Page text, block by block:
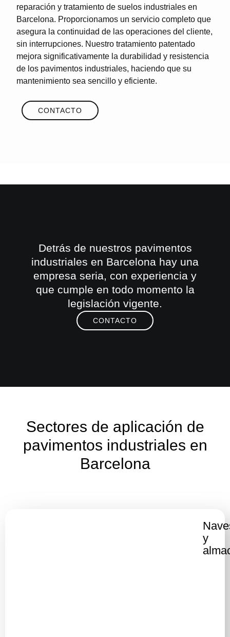
reparación y tratamiento desuelos industriales en
Barcelona. Proporcionamos un servicio completo que
asegura la continuidad de las operaciones del cliente,
sin interrupciones. Nuestro tratamiento patentado
mejora significativamente la durabilidad y resistencia
de los pavimentos industriales, haciendo que su
mantenimiento sea sencillo y eficiente.
CONTACTO
Detrás de nuestros pavimentos
industriales en Barcelona hay una
empresa seria, con experiencia y
que cumple en todo momento la
legislación vigente.
CONTACTO
Sectores de aplicación de
pavimentos industriales en
Barcelona
y